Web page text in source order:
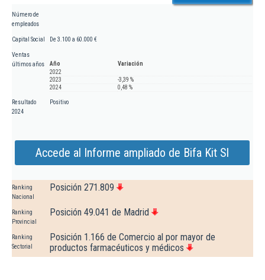
Número de
empleados
Capital Social De 3.100 a 60.000 €
Ventas
últimos años
Año
Variación
2022
2023
-3,39 %
2024
0,48 %
Resultado
2024
Positivo
Accede al Informe ampliado de Bifa Kit Sl
Ranking
Nacional
Posición 271.809
Ranking
Provincial
Posición 49.041 de Madrid
Ranking
Sectorial
Posición 1.166 de Comercio al por mayor de
productos farmacéuticos y médicos